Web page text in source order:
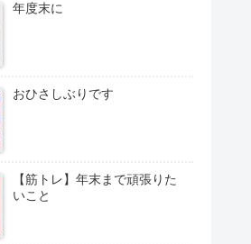
年度末に
おひさしぶりです
【筋トレ】年末まで頑張りた
いこと